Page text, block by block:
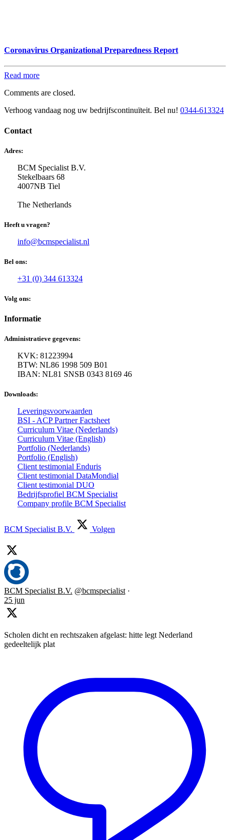
Coronavirus Organizational Preparedness Report
Read more
Comments are closed.
Verhoog vandaag nog uw bedrijfscontinuïteit. Bel nu! 0344-613324
Contact
Adres:
BCM Specialist B.V.
Stekelbaars 68
4007NB Tiel
The Netherlands
Heeft u vragen?
info@bcmspecialist.nl
Bel ons:
+31 (0) 344 613324
Volg ons:
Informatie
Administratieve gegevens:
KVK: 81223994
BTW: NL86 1998 509 B01
IBAN: NL81 SNSB 0343 8169 46
Downloads:
Leveringsvoorwaarden
BSI - ACP Partner Factsheet
Curriculum Vitae (Nederlands)
Curriculum Vitae (English)
Portfolio (Nederlands)
Portfolio (English)
Client testimonial Enduris
Client testimonial DataMondial
Client testimonial DUO
Bedrijfsprofiel BCM Specialist
Company profile BCM Specialist
BCM Specialist B.V. Volgen
BCM Specialist B.V. @bcmspecialist ·
25 jun
Scholen dicht en rechtszaken afgelast: hitte legt Nederland
gedeeltelijk plat